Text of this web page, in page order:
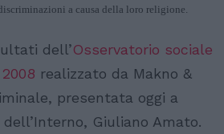
a causa della loro religione.
dell’Osservatorio sociale
realizzato da Makno &
presentata oggi a
Giuliano Amato.